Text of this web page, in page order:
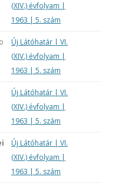
(XIV.) évfolyam |
1963 | 5. szám
Új Látóhatár | VI.
(XIV.) évfolyam |
1963 | 5. szám
Új Látóhatár | VI.
(XIV.) évfolyam |
1963 | 5. szám
Új Látóhatár | VI.
(XIV.) évfolyam |
1963 | 5. szám